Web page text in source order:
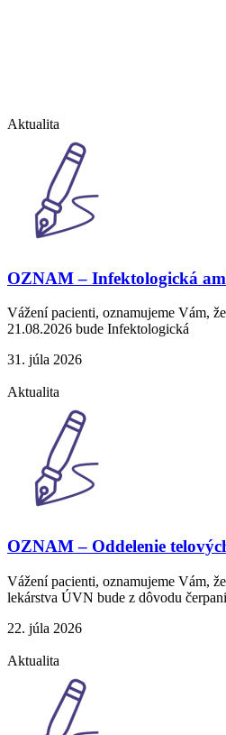
Aktualita
OZNAM – Infektologická
Vážení pacienti, oznamujeme Vám,
21.08.2026 bude Infektologická
31. júla 2026
Aktualita
OZNAM – Oddelenie
Vážení pacienti, oznamujeme Vám,
lekárstva ÚVN bude z dôvodu
22. júla 2026
Aktualita